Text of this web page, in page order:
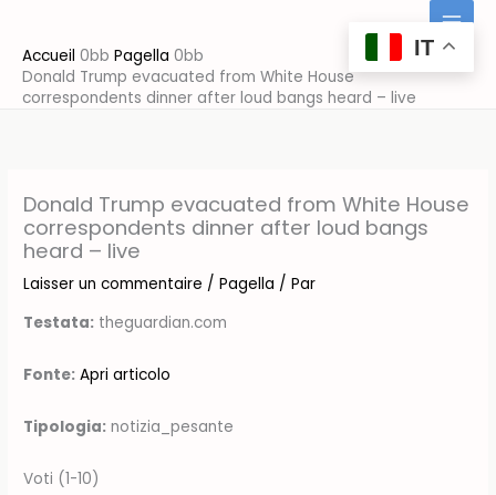
contenu
Accueil
Pagella
Donald Trump evacuated from White House
correspondents dinner after loud bangs heard – live
Donald Trump evacuated from White House
correspondents dinner after loud bangs
heard – live
Laisser un commentaire /Pagella / Par
Testata: theguardian.com
Fonte: Apri articolo
Tipologia: notizia_pesante
Voti (1-10)
IT